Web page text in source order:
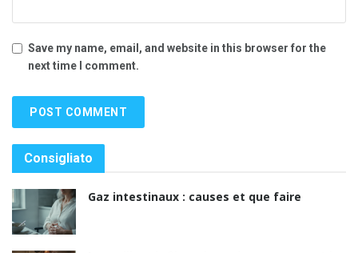
Save my name, email, and website in this browser for the
next time I comment.
Consigliato
Gaz intestinaux : causes et que faire